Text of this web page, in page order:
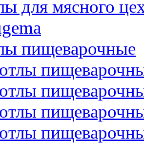
для мясного
пищеварочные